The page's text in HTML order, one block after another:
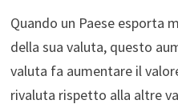
Quando un Paese esporta
della sua valuta, questo
valuta fa aumentare il
rivaluta rispetto alla altre